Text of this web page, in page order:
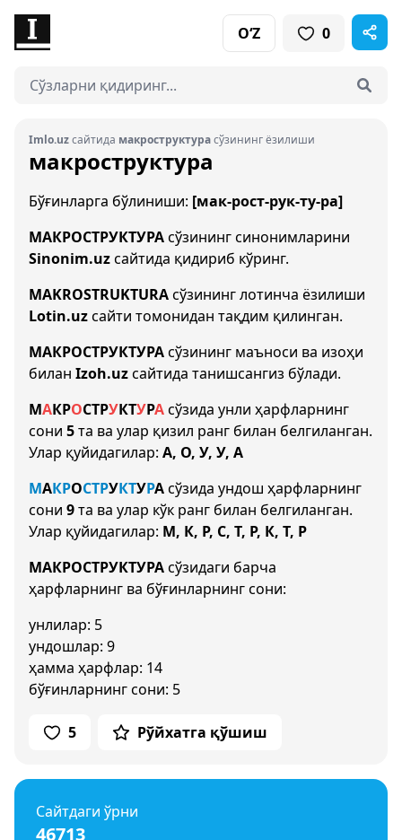
O‘Z 0
Imlo.uzсайтида макроструктурасўзининг ёзилиши
макроструктура
Бўғинларга бўлиниши: [мак-рост-рук-ту-ра]
МАКРОСТРУКТУРАсўзининг синонимларини
Sinonim.uzсайтида қидириб кўринг.
MAKROSTRUKTURAсўзининг лотинча ёзилиши
Lotin.uzсайти томонидан тақдим қилинган.
МАКРОСТРУКТУРАсўзининг маъноси ва изоҳи
билан Izoh.uzсайтида танишсангиз бўлади.
МАКРОСТРУКТУРАсўзида унли ҳарфларнинг
сони 5та ва улар қизил ранг билан белгиланган.
Улар қуйидагилар: А, О, У, У, А
МАКРОСТРУКТУРАсўзида ундош ҳарфларнинг
сони 9та ва улар кўк ранг билан белгиланган.
Улар қуйидагилар: М, К, Р, С, Т, Р, К, Т, Р
МАКРОСТРУКТУРАсўзидаги барча
ҳарфларнинг ва бўғинларнинг сони:
унлилар: 5
ундошлар: 9
ҳамма ҳарфлар: 14
бўғинларнинг сони: 5
5 Рўйхатга қўшиш
Сайтдаги ўрни
46713